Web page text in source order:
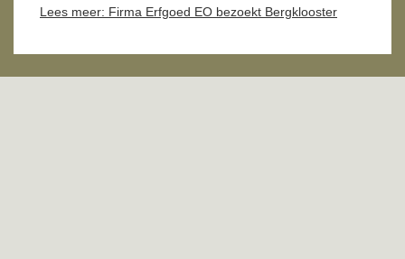
Lees meer: Firma Erfgoed EO bezoekt Bergklooster